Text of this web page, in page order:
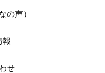
の声）
報
せ